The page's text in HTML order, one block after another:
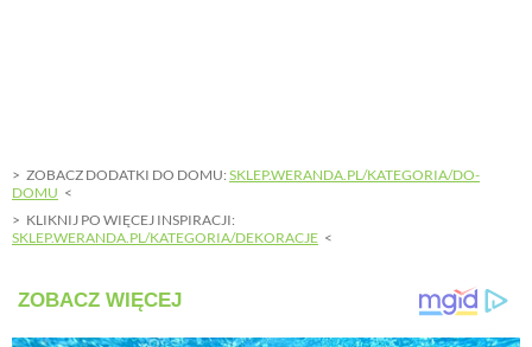
ZOBACZ DODATKI DO DOMU: SKLEP.WERANDA.PL/KATEGORIA/DO-
DOMU
KLIKNIJ PO WIĘCEJ INSPIRACJI:
SKLEP.WERANDA.PL/KATEGORIA/DEKORACJE